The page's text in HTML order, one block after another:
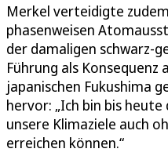
Merkel verteidigte
phasenweisen
der damaligen schwarz-
Führung als
japanischen Fukushima
hervor: „Ich bin bis
unsere Klimaziele auch
erreichen können.“